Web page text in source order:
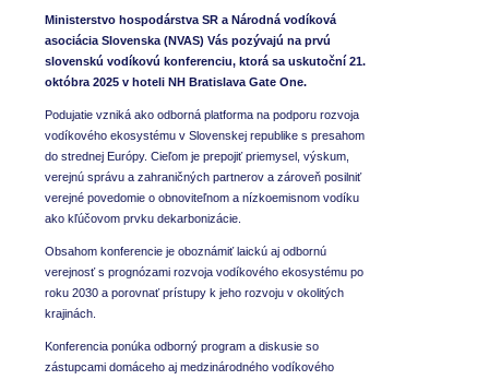
Ministerstvo hospodárstva SR a Národná vodíková
asociácia Slovenska (NVAS) Vás pozývajú na prvú
slovenskú vodíkovú konferenciu, ktorá sa uskutoční 21.
októbra 2025 v hoteli NH Bratislava Gate One.
Podujatie vzniká ako odborná platforma na podporu rozvoja
vodíkového ekosystému v Slovenskej republike s presahom
do strednej Európy. Cieľom je prepojiť priemysel, výskum,
verejnú správu a zahraničných partnerov a zároveň posilniť
verejné povedomie o obnoviteľnom a nízkoemisnom vodíku
ako kľúčovom prvku dekarbonizácie.
Obsahom konferencie je oboznámiť laickú aj odbornú
verejnosť s prognózami rozvoja vodíkového ekosystému po
roku 2030 a porovnať prístupy k jeho rozvoju v okolitých
krajinách.
Konferencia ponúka odborný program a diskusie so
zástupcami domáceho aj medzinárodného vodíkového